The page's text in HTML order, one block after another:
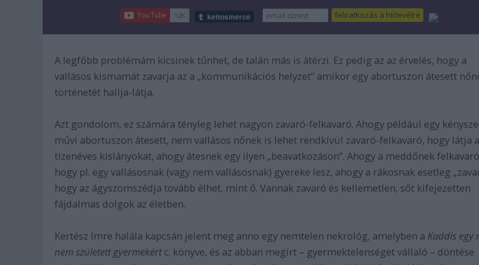
A legfőbb problémám kicsinek tűnhet, de talán más is átérzi. Ez pedig az az érvelés, hogy a
vallásos kismamát zavarja az a „kommunikációs helyzet” amikor egy abortuszon átesett
történetét hallja-látja.
Azt gondolom, ez számára tényleg lehet nagyon zavaró-felkavaró. Ahogy például egy
művi abortuszon átesett, nem vallásos nőnek is lehet rendkívül zavaró-felkavaró, hogy látja a
tizenéves kislányokat, ahogy átesnek egy ilyen „beavatkozáson”. Ahogy a meddőnek
hogy pl. egy vallásosnak (vagy nem vallásosnak) gyereke lesz, ahogy a rákosnak esetleg
hogy az ágyszomszédja tovább élhet, mint ő. Vannak zavaró és kellemetlen, sőt kifejezetten
fájdalmas dolgok az életben.
Kertész Imre halála kapcsán jelent meg anno egy nemtelen nekrológ, amelyben a Kaddis egy
nem született gyermekértc. könyve, és az abban megírt – gyermektelenséget vállaló – döntése